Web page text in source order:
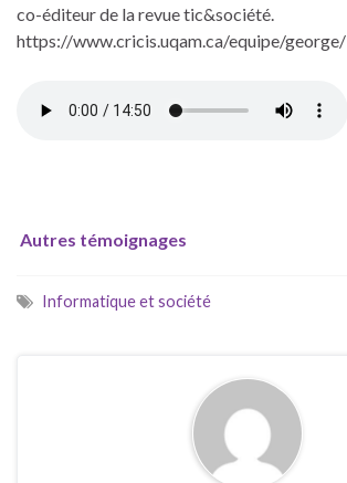
co-éditeur de la revue tic&société.
https://www.cricis.uqam.ca/equipe/george/
Autres témoignages
Informatique et société